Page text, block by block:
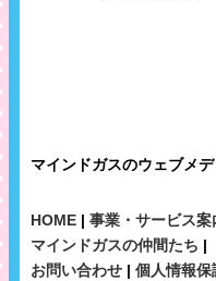
マインドガスのウェブメデ
HOME | 事業・サービス案
マインドガスの仲間たち |
お問い合わせ | 個人情報保